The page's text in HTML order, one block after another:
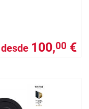
desde 100,00 €